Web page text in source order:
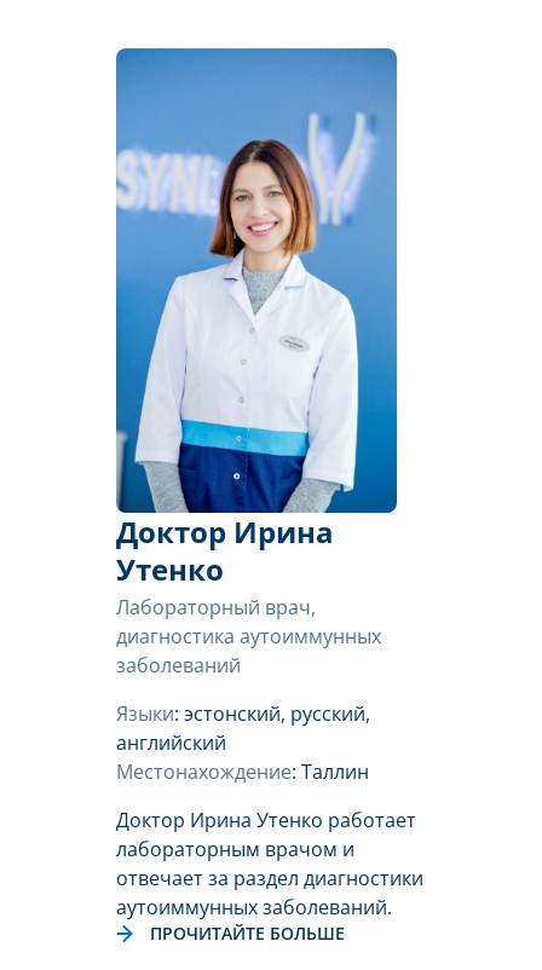
Доктор Ирина
Утенко
Лабораторный врач,
диагностика аутоиммунных
заболеваний
Языки: эстонский, русский,
английский
Местонахождение: Таллин
Доктор Ирина Утенко работает
лабораторным врачом и
отвечает за раздел диагностики
аутоиммунных заболеваний.
ПРОЧИТАЙТЕ БОЛЬШЕ